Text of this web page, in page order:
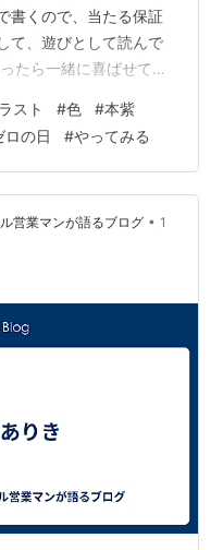
書くので、当たる保証
て、遊びとして読んで
たら一緒に喜ばせてく
明日の運勢にするもよ
ご自由にして頂けれ
てみよう('ω')ﾉ 次の２
さい。結果は下～ ～～
省いてみまそー(／∀゜
スト #色 #本紫
ロの日 #やってみる
営業マンが語るブログ • 1